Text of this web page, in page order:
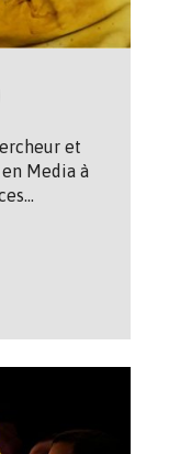
et
Media à